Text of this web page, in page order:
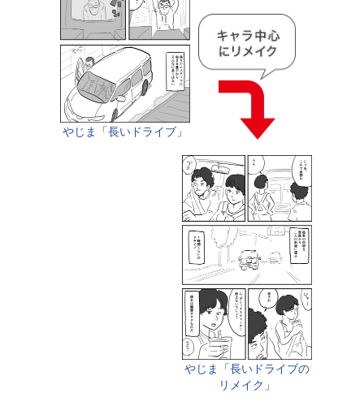
やじま 「長いドライブ 」
やじま 「長いドライブの
リメイク 」